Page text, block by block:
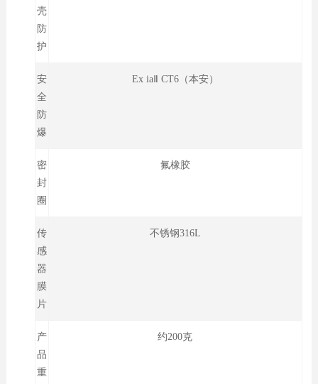
壳
防
护
安
全
防
爆
Ex iaⅡ CT6（本安）
密
封
圈
氟橡胶
传
感
器
膜
片
不锈钢316L
产
品
重
约200克